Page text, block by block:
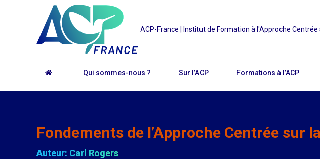
ACP-France | Institut de Formation à l'Approche Centrée
Qui sommes-nous ? Sur l’ACP Formations à l’ACP
Fondements de l’Approche Centrée sur
Auteur: Carl Rogers